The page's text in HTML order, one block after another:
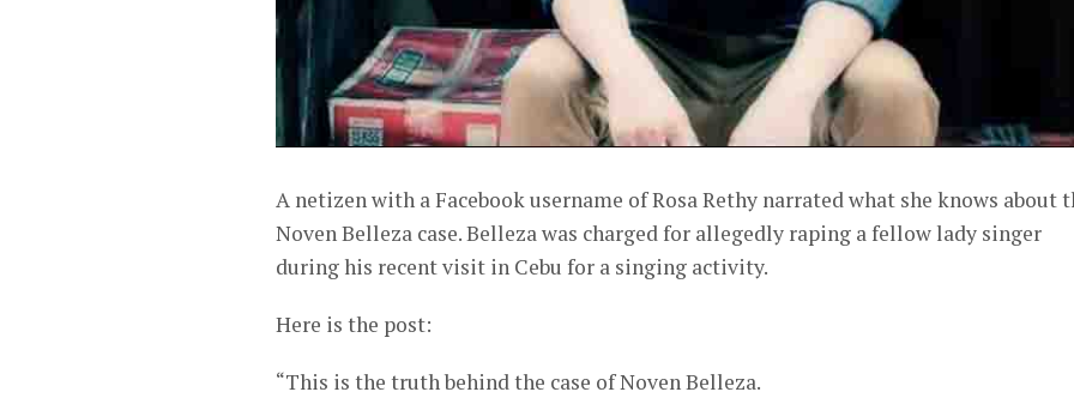
A netizen with a Facebook username of Rosa Rethy narrated what she knows about
Noven Belleza case. Belleza was charged for allegedly raping a fellow lady singer
during his recent visit in Cebu for a singing activity.
Here is the post:
“This is the truth behind the case of Noven Belleza.